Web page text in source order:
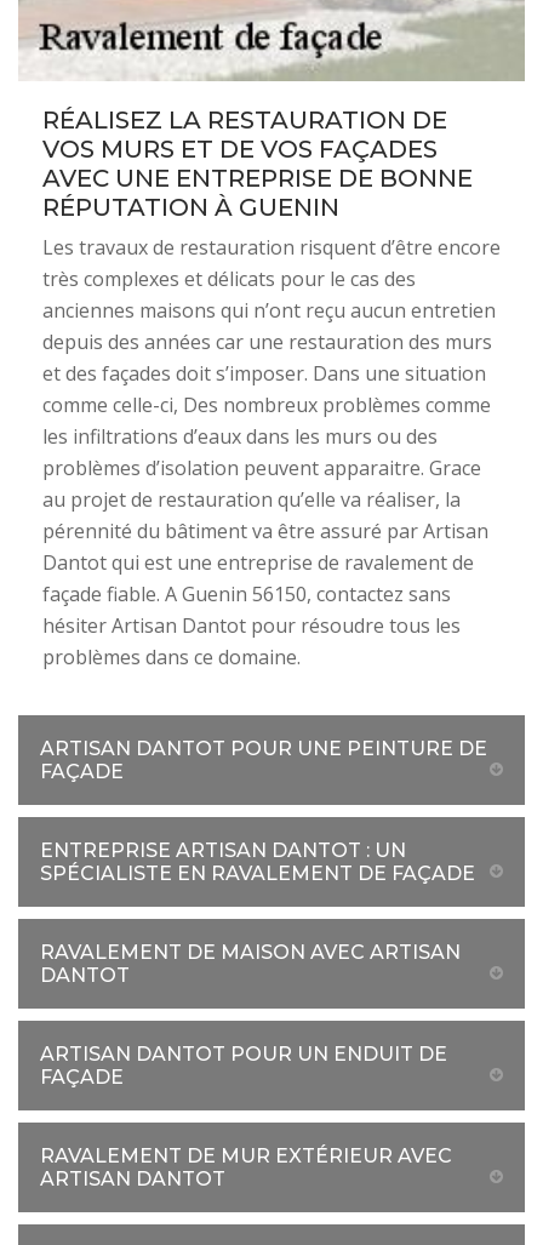
RÉALISEZ LA RESTAURATION DE
VOS MURS ET DE VOS FAÇADES
AVEC UNE ENTREPRISE DE BONNE
RÉPUTATION À GUENIN
Les travaux de restauration risquent d’être encore
très complexes et délicats pour le cas des
anciennes maisons qui n’ont reçu aucun entretien
depuis des années car une restauration des murs
et des façades doit s’imposer. Dans une situation
comme celle-ci, Des nombreux problèmes comme
les infiltrations d’eaux dans les murs ou des
problèmes d’isolation peuvent apparaitre. Grace
au projet de restauration qu’elle va réaliser, la
pérennité du bâtiment va être assuré par Artisan
Dantot qui est une entreprise de ravalement de
façade fiable. A Guenin 56150, contactez sans
hésiter Artisan Dantot pour résoudre tous les
problèmes dans ce domaine.
ARTISAN DANTOT POUR UNE PEINTURE DE
FAÇADE
ENTREPRISE ARTISAN DANTOT : UN
SPÉCIALISTE EN RAVALEMENT DE FAÇADE
RAVALEMENT DE MAISON AVEC ARTISAN
DANTOT
ARTISAN DANTOT POUR UN ENDUIT DE
FAÇADE
RAVALEMENT DE MUR EXTÉRIEUR AVEC
ARTISAN DANTOT